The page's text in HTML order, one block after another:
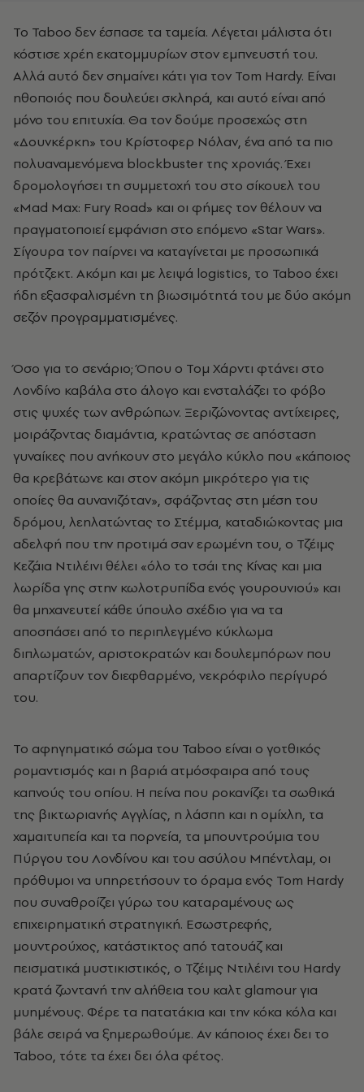
Το Taboo δεν έσπασε τα ταμεία. Λέγεται μάλιστα ότι
κόστισε χρέη εκατομμυρίων στον εμπνευστή του.
Αλλά αυτό δεν σημαίνει κάτι για τον Tom Hardy. Είναι
ηθοποιός που δουλεύει σκληρά, και αυτό είναι από
μόνο του επιτυχία. Θα τον δούμε προσεχώς στη
«Δουνκέρκη» του Κρίστοφερ Νόλαν, ένα από τα πιο
πολυαναμενόμενα blockbuster της χρονιάς. Έχει
δρομολογήσει τη συμμετοχή του στο σίκουελ του
«Mad Max: Fury Road» και οι φήμες τον θέλουν να
πραγματοποιεί εμφάνιση στο επόμενο «Star Wars».
Σίγουρα τον παίρνει να καταγίνεται με προσωπικά
πρότζεκτ. Ακόμη και με λειψά logistics, το Taboo έχει
ήδη εξασφαλισμένη τη βιωσιμότητά του με δύο ακόμη
σεζόν προγραμματισμένες.
Όσο για το σενάριο; Όπου ο Τομ Χάρντι φτάνει στο
Λονδίνο καβάλα στο άλογο και ενσταλάζει το φόβο
στις ψυχές των ανθρώπων. Ξεριζώνοντας αντίχειρες,
μοιράζοντας διαμάντια, κρατώντας σε απόσταση
γυναίκες που ανήκουν στο μεγάλο κύκλο που «κάποιος
θα κρεβάτωνε και στον ακόμη μικρότερο για τις
οποίες θα αυνανιζόταν», σφάζοντας στη μέση του
δρόμου, λεηλατώντας το Στέμμα, καταδιώκοντας μια
αδελφή που την προτιμά σαν ερωμένη του, ο Τζέιμς
Κεζάια Ντιλέινι θέλει «όλο το τσάι της Κίνας και μια
λωρίδα γης στην κωλοτρυπίδα ενός γουρουνιού» και
θα μηχανευτεί κάθε ύπουλο σχέδιο για να τα
αποσπάσει από το περιπλεγμένο κύκλωμα
διπλωματών, αριστοκρατών και δουλεμπόρων που
απαρτίζουν τον διεφθαρμένο, νεκρόφιλο περίγυρό
του.
Το αφηγηματικό σώμα του Taboo είναι ο γοτθικός
ρομαντισμός και η βαριά ατμόσφαιρα από τους
καπνούς του οπίου. Η πείνα που ροκανίζει τα σωθικά
της βικτωριανής Αγγλίας, η λάσπη και η ομίχλη, τα
χαμαιτυπεία και τα πορνεία, τα μπουντρούμια του
Πύργου του Λονδίνου και του ασύλου Μπέντλαμ, οι
πρόθυμοι να υπηρετήσουν το όραμα ενός Tom Hardy
που συναθροίζει γύρω του καταραμένους ως
επιχειρηματική στρατηγική. Εσωστρεφής,
μουντρούχος, κατάστικτος από τατουάζ και
πεισματικά μυστικιστικός, ο Τζέιμς Ντιλέινι του Hardy
κρατά ζωντανή την αλήθεια του καλτ glamour για
μυημένους. Φέρε τα πατατάκια και την κόκα κόλα και
βάλε σειρά να ξημερωθούμε. Αν κάποιος έχει δει το
Taboo, τότε τα έχει δει όλα φέτος.